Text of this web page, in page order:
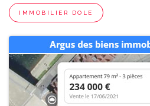
IMMOBILIER DOLE